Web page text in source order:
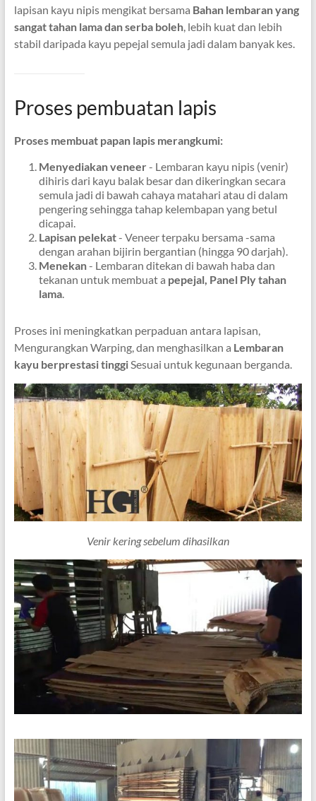
lapisan kayu nipis mengikat bersama Bahan lembaran yang
sangat tahan lama dan serba boleh, lebih kuat dan lebih
stabil daripada kayu pepejal semula jadi dalam banyak kes.
Proses pembuatan lapis
Proses membuat papan lapis merangkumi:
Menyediakan veneer- Lembaran kayu nipis (venir)
dihiris dari kayu balak besar dan dikeringkan secara
semula jadi di bawah cahaya matahari atau di dalam
pengering sehingga tahap kelembapan yang betul
dicapai.
Lapisan pelekat- Veneer terpaku bersama -sama
dengan arahan bijirin bergantian (hingga 90 darjah).
Menekan- Lembaran ditekan di bawah haba dan
tekanan untuk membuat a pepejal, Panel Ply tahan
lama.
Proses ini meningkatkan perpaduan antara lapisan,
Mengurangkan Warping, dan menghasilkan a Lembaran
kayu berprestasi tinggiSesuai untuk kegunaan berganda.
Venir kering sebelum dihasilkan